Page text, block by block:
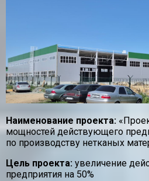
Наименование проекта:
мощностей действующего
по производству нетканых
Цель проекта: увеличение
предприятия на 50%